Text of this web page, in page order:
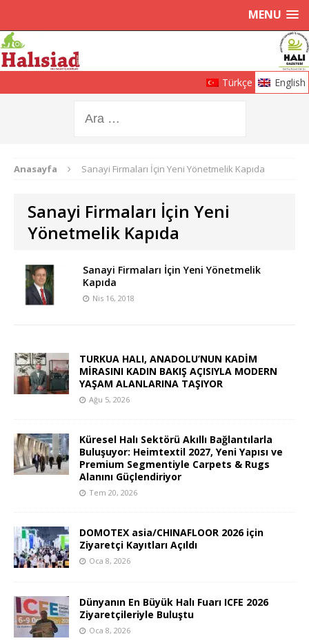
MENU
Türkçe English
Anasayfa Sanayi Firmaları İçin Yeni Yönetmelik Kapıda
Sanayi Firmaları İçin Yeni
Yönetmelik Kapıda
Sanayi Firmaları İçin Yeni Yönetmelik
Kapıda
Nis 16, 2018
TURKUA HALI, ANADOLU’NUN KADİM
MİRASINI KADIN BAKIŞ AÇISIYLA MODERN
YAŞAM ALANLARINA TAŞIYOR
Ağu 5, 2026
Küresel Halı Sektörü Akıllı Bağlantılarla
Buluşuyor: Heimtextil 2027, Yeni Yapısı ve
Premium Segmentiyle Carpets & Rugs
Alanını Güçlendiriyor
Tem 20, 2026
DOMOTEX asia/CHINAFLOOR 2026 için
Ziyaretçi Kayıtları Açıldı
Oca 8, 2026
Dünyanın En Büyük Halı Fuarı ICFE 2026
Ziyaretçileriyle Buluştu
Oca 8, 2026